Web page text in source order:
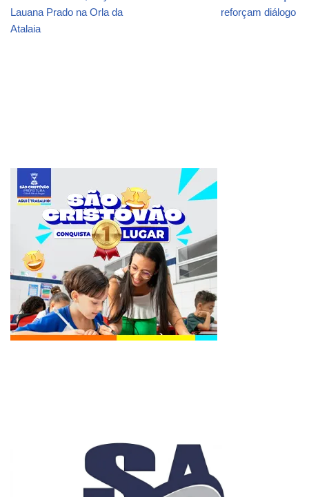
Lauana Prado na Orla da
Atalaia
reforçam diálogo